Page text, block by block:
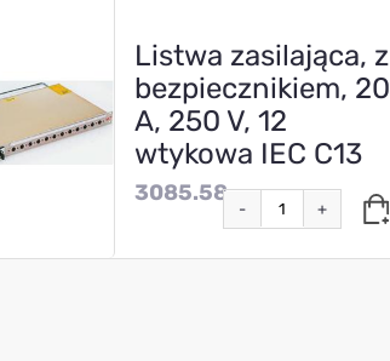
Listwa zasilająca, z
bezpiecznikiem, 20
A, 250 V, 12
wtykowa IEC C13
3085.58
- +